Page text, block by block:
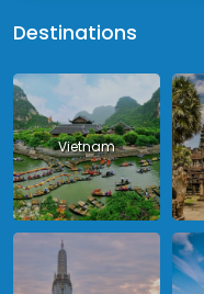
Destinations
Vietnam